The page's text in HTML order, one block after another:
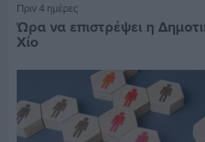
Πριν 4 ημέρες
Ώρα να επιστρέψει η
Χίο